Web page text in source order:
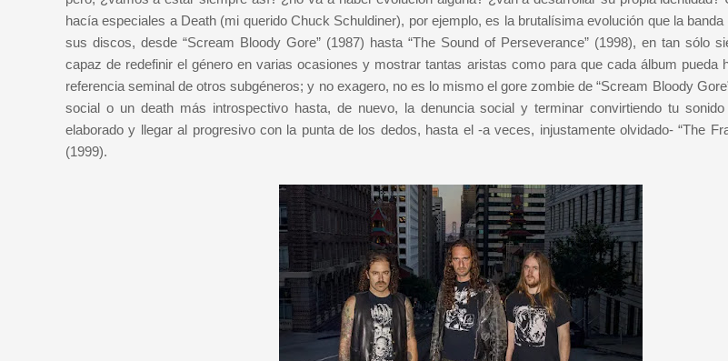
hacía especiales a Death (mi querido Chuck Schuldiner), por ejemplo, es la brutalísima evolución que la
sus discos, desde “Scream Bloody Gore” (1987) hasta “The Sound of Perseverance” (1998), en tan sólo
capaz de redefinir el género en varias ocasiones y mostrar tantas aristas como para que cada álbum pueda
referencia seminal de otros subgéneros; y no exagero, no es lo mismo el gore zombie de “Scream Bloody
social o un death más introspectivo hasta, de nuevo, la denuncia social y terminar convirtiendo tu
elaborado y llegar al progresivo con la punta de los dedos, hasta el -a veces, injustamente olvidado- “The
(1999).